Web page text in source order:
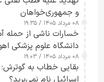
و جمهوری‌خواهان
۰۸ مرداد ۱۴۰۵ / ۱۹:۳۵
خسارات ناشی از حمله
دانشگاه علوم پزشکی
۰۸ مرداد ۱۴۰۵ / ۱۹:۰۳
بقایی خطاب به گوترش: